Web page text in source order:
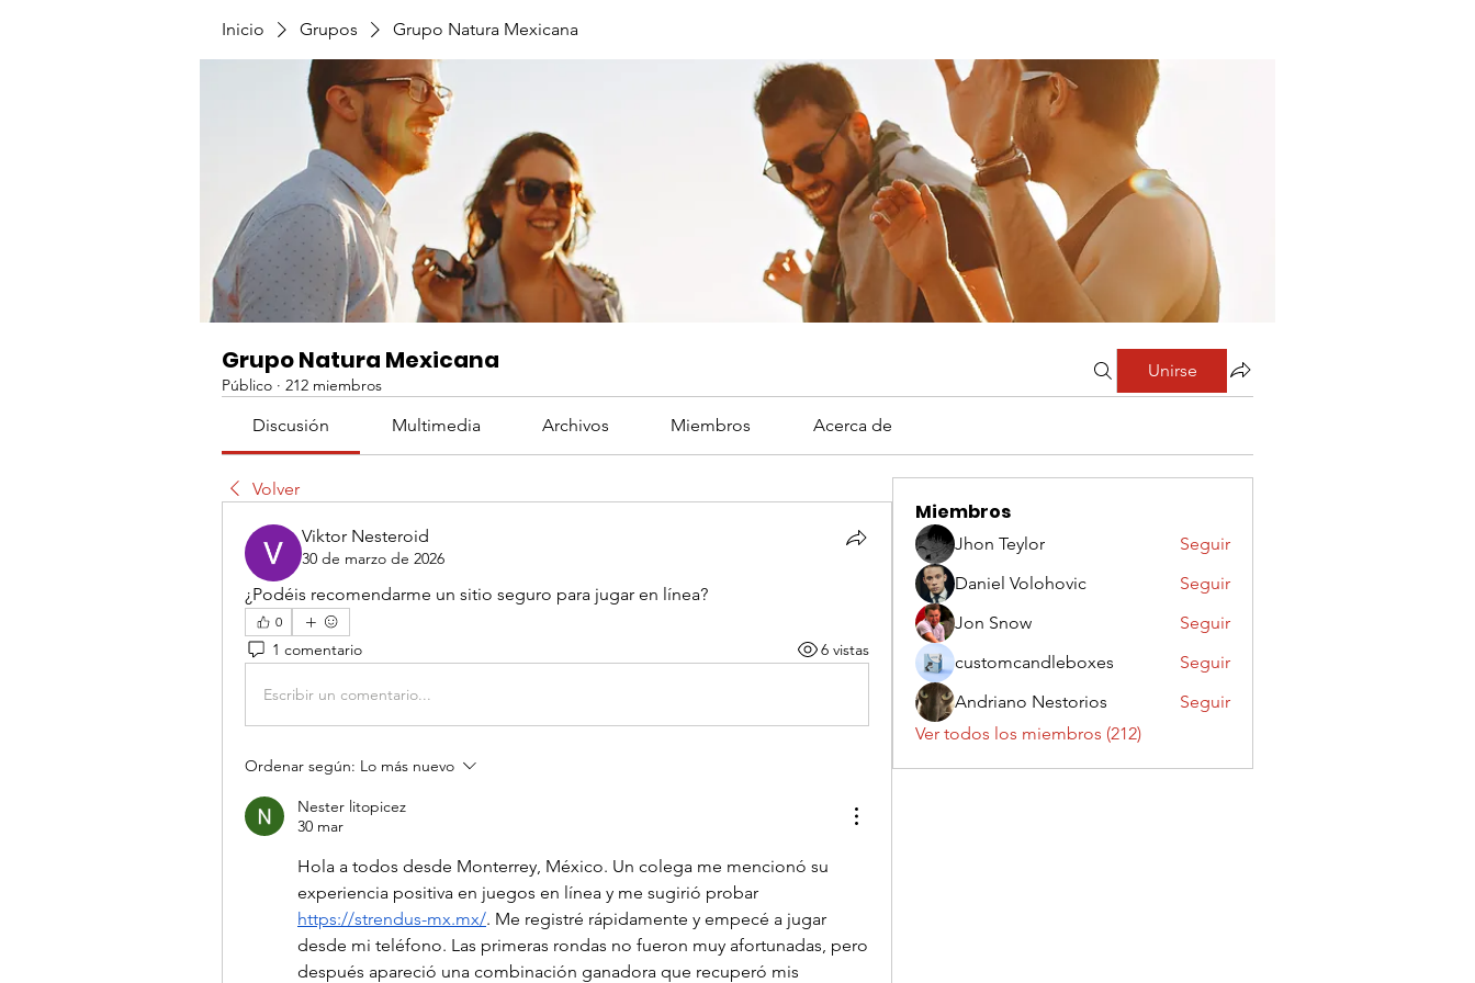
Inicio Grupos Grupo Natura Mexicana
Grupo Natura Mexicana
Público · 212 miembros
Unirse
Discusión Multimedia Archivos Miembros Acerca de
Volver
Viktor Nesteroid
30 de marzo de 2026
¿Podéis recomendarme un sitio seguro para jugar en línea?
0
1 comentario 6 vistas
Escribir un comentario...
Ordenar según: Lo más nuevo
Nester litopicez
30 mar
Hola a todos desde Monterrey, México. Un colega me mencionó su
https://strendus-mx.mx/. Me registré rápidamente y empecé a jugar
desde mi teléfono. Las primeras rondas no fueron muy afortunadas, pero
después apareció una combinación ganadora que recuperó mis
Miembros
Jhon Teylor
Seguir
Daniel Volohovic
Seguir
Jon Snow
Seguir
customcandleboxes
Seguir
Andriano Nestorios
Seguir
Ver todos los miembros (212)